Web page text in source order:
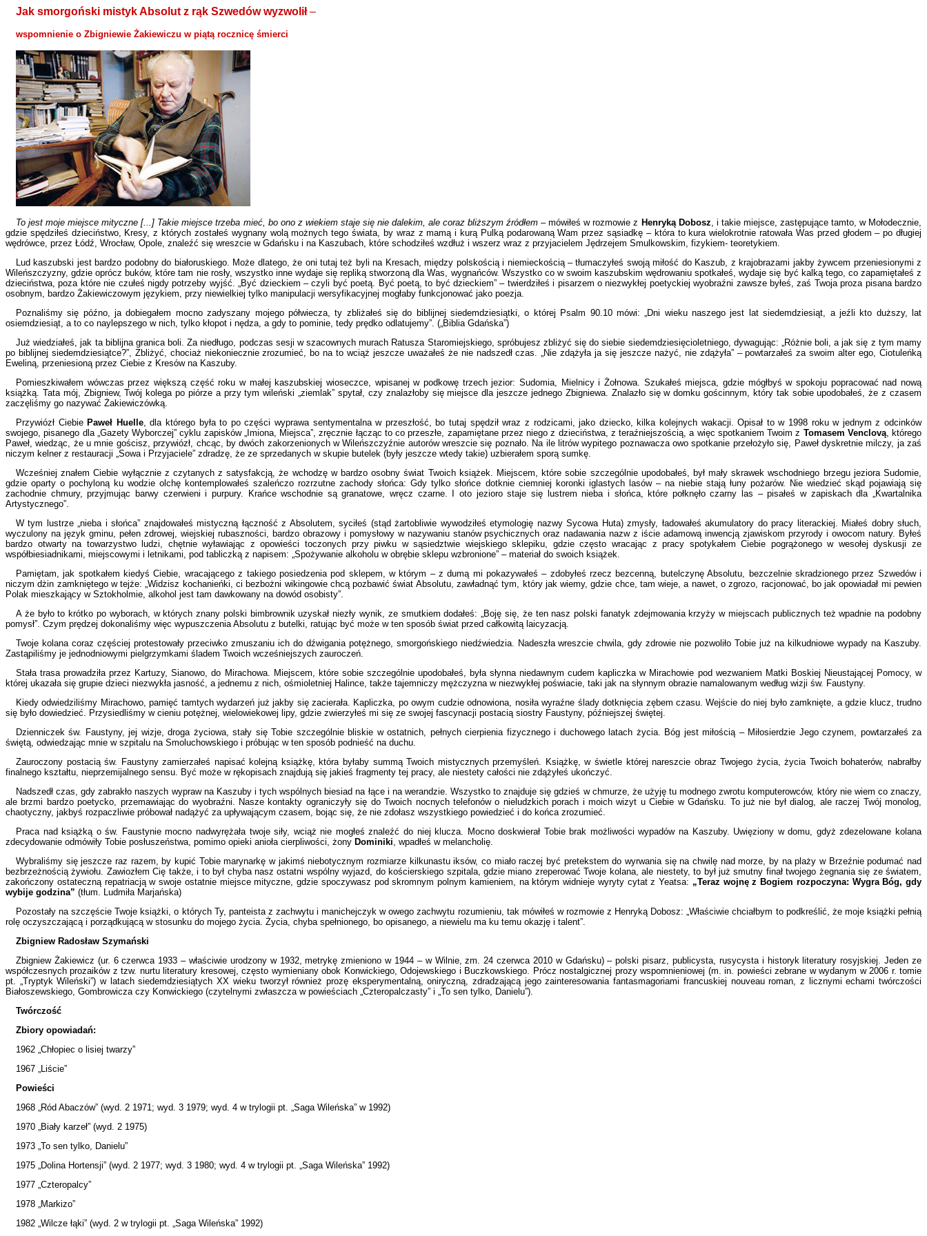
Jak smorgoński mistyk Absolut z rąk Szwedów wyzwolił–
wspomnienie o Zbigniewie Żakiewiczu w piątą rocznicę śmierci
To jest moje miejsce mityczne [...] Takie miejsce trzeba mieć, bo ono z wiekiem staje się nie dalekim, ale coraz bliższym źródłem– mówiłeś w rozmowie z Henryką Dobosz, i takie miejsce, zastępujące tamto, w Mołodecznie,
gdzie spędziłeś dzieciństwo, Kresy, z których zostałeś wygnany wolą możnych tego świata, by wraz z mamą i kurą Pulką podarowaną Wam przez sąsiadkę – która to kura wielokrotnie ratowała Was przed głodem – po długiej
wędrówce, przez Łódź, Wrocław, Opole, znaleźć się wreszcie w Gdańsku i na Kaszubach, które schodziłeś wzdłuż i wszerz wraz z przyjacielem Jędrzejem Smulkowskim, fizykiem- teoretykiem.
Lud kaszubski jest bardzo podobny do białoruskiego. Może dlatego, że oni tutaj też byli na Kresach, między polskością i niemieckością – tłumaczyłeś swoją miłość do Kaszub, z krajobrazami jakby żywcem przeniesionymi z
Wileńszczyzny, gdzie oprócz buków, które tam nie rosły, wszystko inne wydaje się repliką stworzoną dla Was, wygnańców. Wszystko co w swoim kaszubskim wędrowaniu spotkałeś, wydaje się być kalką tego, co zapamiętałeś z
dzieciństwa, poza które nie czułeś nigdy potrzeby wyjść. „Być dzieckiem – czyli być poetą. Być poetą, to być dzieckiem” – twierdziłeś i pisarzem o niezwykłej poetyckiej wyobraźni zawsze byłeś, zaś Twoja proza pisana bardzo
osobnym, bardzo Żakiewiczowym językiem, przy niewielkiej tylko manipulacji wersyfikacyjnej mogłaby funkcjonować jako poezja.
Poznaliśmy się późno, ja dobiegałem mocno zadyszany mojego półwiecza, ty zbliżałeś się do biblijnej siedemdziesiątki, o której Psalm 90.10 mówi: „Dni wieku naszego jest lat siedemdziesiąt, a jeźli kto duższy, lat
osiemdziesiąt, a to co naylepszego w nich, tylko kłopot i nędza, a gdy to pominie, tedy prędko odlatujemy”. („Biblia Gdańska”)
Już wiedziałeś, jak ta biblijna granica boli. Za niedługo, podczas sesji w szacownych murach Ratusza Staromiejskiego, spróbujesz zbliżyć się do siebie siedemdziesięcioletniego, dywagując: „Różnie boli, a jak się z tym mamy
po biblijnej siedemdziesiątce?”, Zbliżyć, chociaż niekoniecznie zrozumieć, bo na to wciąż jeszcze uważałeś że nie nadszedł czas. „Nie zdążyła ja się jeszcze nażyć, nie zdążyła” – powtarzałeś za swoim alter ego, Ciotuleńką
Eweliną, przeniesioną przez Ciebie z Kresów na Kaszuby.
Pomieszkiwałem wówczas przez większą część roku w małej kaszubskiej wioseczce, wpisanej w podkowę trzech jezior: Sudomia, Mielnicy i Żołnowa. Szukałeś miejsca, gdzie mógłbyś w spokoju popracować nad nową
książką. Tata mój, Zbigniew, Twój kolega po piórze a przy tym wileński „ziemlak” spytał, czy znalazłoby się miejsce dla jeszcze jednego Zbigniewa. Znalazło się w domku gościnnym, który tak sobie upodobałeś, że z czasem
zaczęliśmy go nazywać Żakiewiczówką.
Przywiózł Ciebie Paweł Huelle, dla którego była to po części wyprawa sentymentalna w przeszłość, bo tutaj spędził wraz z rodzicami, jako dziecko, kilka kolejnych wakacji. Opisał to w 1998 roku w jednym z odcinków
swojego, pisanego dla „Gazety Wyborczej” cyklu zapisków „Imiona, Miejsca”, zręcznie łącząc to co przeszłe, zapamiętane przez niego z dzieciństwa, z teraźniejszością, a więc spotkaniem Twoim z Tomasem Venclovą, którego
Paweł, wiedząc, że u mnie gościsz, przywiózł, chcąc, by dwóch zakorzenionych w Wileńszczyźnie autorów wreszcie się poznało. Na ile litrów wypitego poznawacza owo spotkanie przełożyło się, Paweł dyskretnie milczy, ja zaś
niczym kelner z restauracji „Sowa i Przyjaciele” zdradzę, że ze sprzedanych w skupie butelek (były jeszcze wtedy takie) uzbierałem sporą sumkę.
Wcześniej znałem Ciebie wyłącznie z czytanych z satysfakcją, że wchodzę w bardzo osobny świat Twoich książek. Miejscem, które sobie szczególnie upodobałeś, był mały skrawek wschodniego brzegu jeziora Sudomie,
gdzie oparty o pochyloną ku wodzie olchę kontemplowałeś szaleńczo rozrzutne zachody słońca: Gdy tylko słońce dotknie ciemniej koronki iglastych lasów – na niebie stają łuny pożarów. Nie wiedzieć skąd pojawiają się
zachodnie chmury, przyjmując barwy czerwieni i purpury. Krańce wschodnie są granatowe, wręcz czarne. I oto jezioro staje się lustrem nieba i słońca, które połknęło czarny las – pisałeś w zapiskach dla „Kwartalnika
Artystycznego”.
W tym lustrze „nieba i słońca” znajdowałeś mistyczną łączność z Absolutem, syciłeś (stąd żartobliwie wywodziłeś etymologię nazwy Sycowa Huta) zmysły, ładowałeś akumulatory do pracy literackiej. Miałeś dobry słuch,
wyczulony na język gminu, pełen zdrowej, wiejskiej rubaszności, bardzo obrazowy i pomysłowy w nazywaniu stanów psychicznych oraz nadawania nazw z iście adamową inwencją zjawiskom przyrody i owocom natury. Byłeś
bardzo otwarty na towarzystwo ludzi, chętnie wyławiając z opowieści toczonych przy piwku w sąsiedztwie wiejskiego sklepiku, gdzie często wracając z pracy spotykałem Ciebie pogrążonego w wesołej dyskusji ze
współbiesiadnikami, miejscowymi i letnikami, pod tabliczką z napisem: „Spożywanie alkoholu w obrębie sklepu wzbronione” – materiał do swoich książek.
Pamiętam, jak spotkałem kiedyś Ciebie, wracającego z takiego posiedzenia pod sklepem, w którym – z dumą mi pokazywałeś – zdobyłeś rzecz bezcenną, butelczynę Absolutu, bezczelnie skradzionego przez Szwedów i
niczym dżin zamkniętego w tejże: „Widzisz kochanieńki, ci bezbożni wikingowie chcą pozbawić świat Absolutu, zawładnąć tym, który jak wiemy, gdzie chce, tam wieje, a nawet, o zgrozo, racjonować, bo jak opowiadał mi pewien
Polak mieszkający w Sztokholmie, alkohol jest tam dawkowany na dowód osobisty”.
A że było to krótko po wyborach, w których znany polski bimbrownik uzyskał niezły wynik, ze smutkiem dodałeś: „Boję się, że ten nasz polski fanatyk zdejmowania krzyży w miejscach publicznych też wpadnie na podobny
pomysł”. Czym prędzej dokonaliśmy więc wypuszczenia Absolutu z butelki, ratując być może w ten sposób świat przed całkowitą laicyzacją.
Twoje kolana coraz częściej protestowały przeciwko zmuszaniu ich do dźwigania potężnego, smorgońskiego niedźwiedzia. Nadeszła wreszcie chwila, gdy zdrowie nie pozwoliło Tobie już na kilkudniowe wypady na Kaszuby.
Zastąpiliśmy je jednodniowymi pielgrzymkami śladem Twoich wcześniejszych zauroczeń.
Stała trasa prowadziła przez Kartuzy, Sianowo, do Mirachowa. Miejscem, które sobie szczególnie upodobałeś, była słynna niedawnym cudem kapliczka w Mirachowie pod wezwaniem Matki Boskiej Nieustającej Pomocy, w
której ukazała się grupie dzieci niezwykła jasność, a jednemu z nich, ośmioletniej Halince, także tajemniczy mężczyzna w niezwykłej poświacie, taki jak na słynnym obrazie namalowanym według wizji św. Faustyny.
Kiedy odwiedziliśmy Mirachowo, pamięć tamtych wydarzeń już jakby się zacierała. Kapliczka, po owym cudzie odnowiona, nosiła wyraźne ślady dotknięcia zębem czasu. Wejście do niej było zamknięte, a gdzie klucz, trudno
się było dowiedzieć. Przysiedliśmy w cieniu potężnej, wielowiekowej lipy, gdzie zwierzyłeś mi się ze swojej fascynacji postacią siostry Faustyny, późniejszej świętej.
Dzienniczek św. Faustyny, jej wizje, droga życiowa, stały się Tobie szczególnie bliskie w ostatnich, pełnych cierpienia fizycznego i duchowego latach życia. Bóg jest miłością – Miłosierdzie Jego czynem, powtarzałeś za
świętą, odwiedzając mnie w szpitalu na Smoluchowskiego i próbując w ten sposób podnieść na duchu.
Zauroczony postacią św. Faustyny zamierzałeś napisać kolejną książkę, która byłaby summą Twoich mistycznych przemyśleń. Książkę, w świetle której nareszcie obraz Twojego życia, życia Twoich bohaterów, nabrałby
finalnego kształtu, nieprzemijalnego sensu. Być może w rękopisach znajdują się jakieś fragmenty tej pracy, ale niestety całości nie zdążyłeś ukończyć.
Nadszedł czas, gdy zabrakło naszych wypraw na Kaszuby i tych wspólnych biesiad na łące i na werandzie. Wszystko to znajduje się gdzieś w chmurze, że użyję tu modnego zwrotu komputerowców, który nie wiem co znaczy,
ale brzmi bardzo poetycko, przemawiając do wyobraźni. Nasze kontakty ograniczyły się do Twoich nocnych telefonów o nieludzkich porach i moich wizyt u Ciebie w Gdańsku. To już nie był dialog, ale raczej Twój monolog,
chaotyczny, jakbyś rozpaczliwie próbował nadążyć za upływającym czasem, bojąc się, że nie zdołasz wszystkiego powiedzieć i do końca zrozumieć.
Praca nad książką o św. Faustynie mocno nadwyrężała twoje siły, wciąż nie mogłeś znaleźć do niej klucza. Mocno doskwierał Tobie brak możliwości wypadów na Kaszuby. Uwięziony w domu, gdyż zdezelowane kolana
zdecydowanie odmówiły Tobie posłuszeństwa, pomimo opieki anioła cierpliwości, żony Dominiki, wpadłeś w melancholię.
Wybraliśmy się jeszcze raz razem, by kupić Tobie marynarkę w jakimś niebotycznym rozmiarze kilkunastu iksów, co miało raczej być pretekstem do wyrwania się na chwilę nad morze, by na plaży w Brzeźnie podumać nad
bezbrzeżnością żywiołu. Zawiozłem Cię także, i to był chyba nasz ostatni wspólny wyjazd, do kościerskiego szpitala, gdzie miano zreperować Twoje kolana, ale niestety, to był już smutny finał twojego żegnania się ze światem,
zakończony ostateczną repatriacją w swoje ostatnie miejsce mityczne, gdzie spoczywasz pod skromnym polnym kamieniem, na którym widnieje wyryty cytat z Yeatsa: „Teraz wojnę z Bogiem rozpoczyna: Wygra Bóg, gdy
wybije godzina” (tłum. Ludmiła Marjańska)
Pozostały na szczęście Twoje książki, o których Ty, panteista z zachwytu i manichejczyk w owego zachwytu rozumieniu, tak mówiłeś w rozmowie z Henryką Dobosz: „Właściwie chciałbym to podkreślić, że moje książki pełnią
rolę oczyszczającą i porządkującą w stosunku do mojego życia. Życia, chyba spełnionego, bo opisanego, a niewielu ma ku temu okazję i talent”.
Zbigniew Radosław Szymański
Zbigniew Żakiewicz (ur. 6 czerwca 1933 – właściwie urodzony w 1932, metrykę zmieniono w 1944 – w Wilnie, zm. 24 czerwca 2010 w Gdańsku) – polski pisarz, publicysta, rusycysta i historyk literatury rosyjskiej. Jeden ze
współczesnych prozaików z tzw. nurtu literatury kresowej, często wymieniany obok Konwickiego, Odojewskiego i Buczkowskiego. Prócz nostalgicznej prozy wspomnieniowej (m. in. powieści zebrane w wydanym w 2006 r. tomie
pt. „Tryptyk Wileński”) w latach siedemdziesiątych XX wieku tworzył również prozę eksperymentalną, oniryczną, zdradzającą jego zainteresowania fantasmagoriami francuskiej nouveau roman, z licznymi echami twórczości
Białoszewskiego, Gombrowicza czy Konwickiego (czytelnymi zwłaszcza w powieściach „Czteropalczasty” i „To sen tylko, Danielu”).
Twórczość
Zbiory opowiadań:
1962 „Chłopiec o lisiej twarzy”
1967 „Liście”
Powieści
1968 „Ród Abaczów” (wyd. 2 1971; wyd. 3 1979; wyd. 4 w trylogii pt. „Saga Wileńska” w 1992)
1970 „Biały karzeł” (wyd. 2 1975)
1973 „To sen tylko, Danielu”
1975 „Dolina Hortensji” (wyd. 2 1977; wyd. 3 1980; wyd. 4 w trylogii pt. „Saga Wileńska” 1992)
1977 „Czteropalcy”
1978 „Markizo”
1982 „Wilcze łąki” (wyd. 2 w trylogii pt. „Saga Wileńska” 1992)